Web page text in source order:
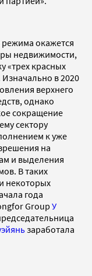
окажется
недвижимости,
«трех красных
в 2020
верхнего
однако
сокращение
сектору
к уже
на
и выделения
В таких
некоторых
года
Group У
заработала